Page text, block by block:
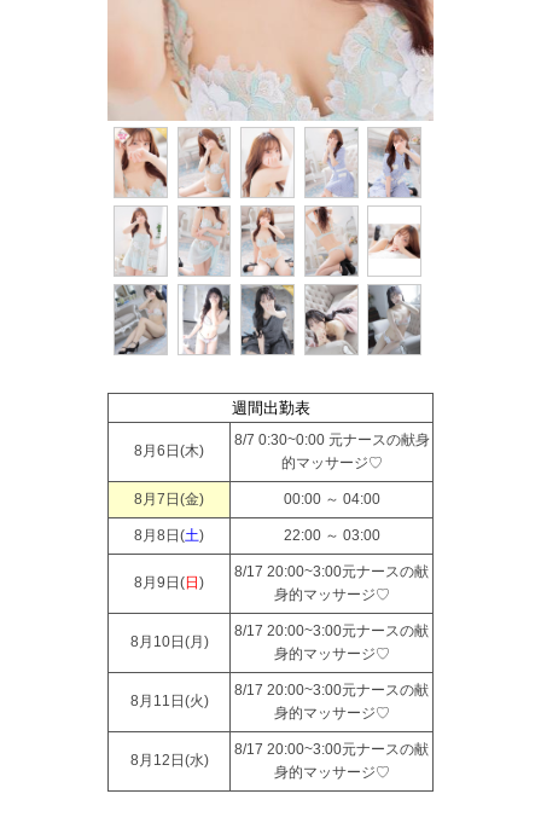
週間出勤表
8月6日(木)
8/7 0:30~0:00 元ナースの献身
的マッサージ♡
8月7日(金) 00:00 ～ 04:00
8月8日(土) 22:00 ～ 03:00
8月9日(日)
8/17 20:00~3:00元ナースの献
身的マッサージ♡
8月10日(月)
8/17 20:00~3:00元ナースの献
身的マッサージ♡
8月11日(火)
8/17 20:00~3:00元ナースの献
身的マッサージ♡
8月12日(水)
8/17 20:00~3:00元ナースの献
身的マッサージ♡